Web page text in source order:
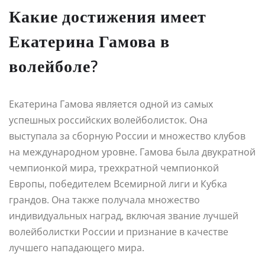
Какие достижения имеет
Екатерина Гамова в
волейболе?
Екатерина Гамова является одной из самых
успешных российских волейболисток. Она
выступала за сборную России и множество клубов
на международном уровне. Гамова была двукратной
чемпионкой мира, трехкратной чемпионкой
Европы, победителем Всемирной лиги и Кубка
грандов. Она также получала множество
индивидуальных наград, включая звание лучшей
волейболистки России и признание в качестве
лучшего нападающего мира.